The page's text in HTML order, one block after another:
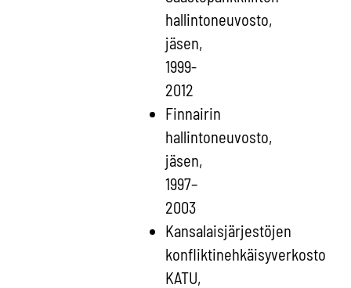
hallintoneuvosto,
jäsen,
1999-
2012
Finnairin
hallintoneuvosto,
jäsen,
1997–
2003
Kansalaisjärjestöjen
konfliktinehkäisyverkosto
KATU,